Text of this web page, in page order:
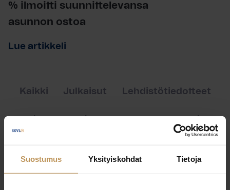
Suostumus Yksityiskohdat Tietoja
% ilmoitti suunnittelevansa
asunnon ostoa
Lue artikkeli
Kaikki Julkaisut Lehdistötiedotteet